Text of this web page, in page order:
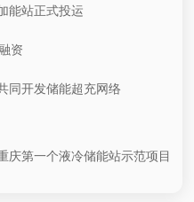
能站正式投运
资
同开发储能超充网络
庆第一个液冷储能站示范项目